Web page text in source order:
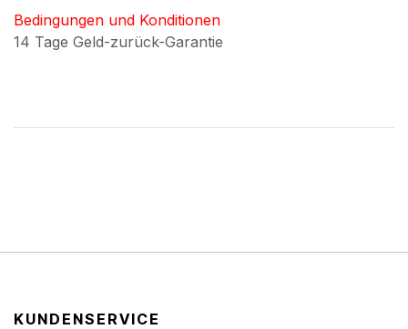
Bedingungen und Konditionen
14 Tage Geld-zurück-Garantie
KUNDENSERVICE